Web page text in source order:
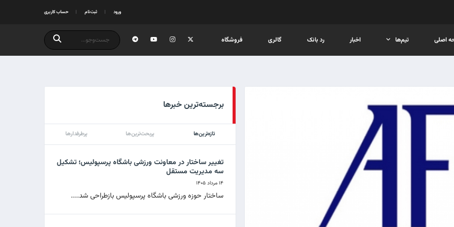
ورود ثبت‌نام حساب کاربری
اصلی تیم‌ها اخبار رد بانک گالری فروشگاه
برجسته‌ترین خبرها
تازه‌ترین‌ها پربحث‌ترین‌ها پرطرفدارها
تغییر ساختار در معاونت ورزشی باشگاه پرسپولیس؛ تشکیل
سه مدیریت مستقل
۱۴ مرداد ۱۴۰۵
ساختار حوزه ورزشی باشگاه پرسپولیس بازطراحی شد....